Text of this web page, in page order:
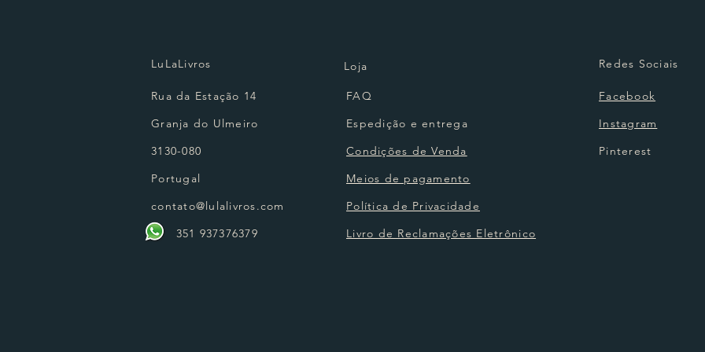
LuLaLivros Loja
Rua da Estação 14
Granja do Ulmeiro
3130-080
Portugal
contato@lulalivros.com
351 937376379
FAQ
Espedição e entrega
Condições de Venda
Meios de pagamento
Política de Privacidade
Livro de Reclamações Eletrônico
Redes Sociais
Facebook
Instagram
Pinterest